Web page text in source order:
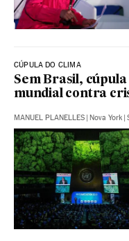
CÚPULA DO CLIMA
Sem Brasil, cúpula
mundial contra
MANUEL PLANELLES | Nova York |